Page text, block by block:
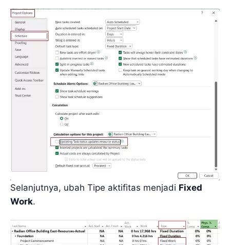
Selanjutnya, ubah Tipe aktifitas menjadi Fixed
Work.